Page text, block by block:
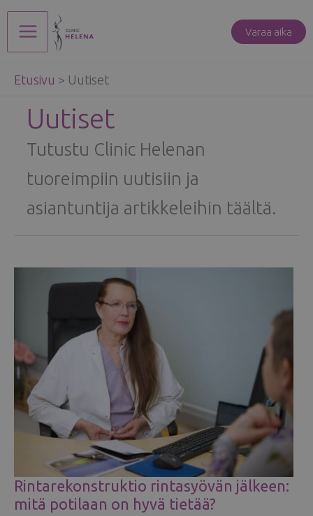
Siirry
sisältöön
Main
Menu
Varaa aika
Etusivu > Uutiset
Uutiset
Tutustu Clinic Helenan
tuoreimpiin uutisiin ja
asiantuntija artikkeleihin täältä.
Rintarekonstruktio rintasyövän jälkeen:
mitä potilaan on hyvä tietää?